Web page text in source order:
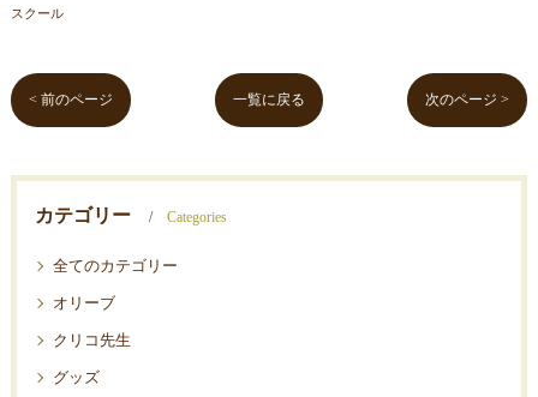
スクール
< 前のページ 一覧に戻る 次のページ >
カテゴリー Categories
全てのカテゴリー
オリーブ
クリコ先生
グッズ